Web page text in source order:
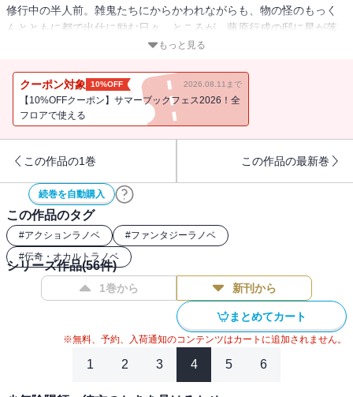
修行中の半人前。雑鬼たちにからかわれながらも、物の怪のもっく
んとともに都で出仕に励む日々。ところが、藤原行成の邸に星が落
ちた日から、都では嵐のような風が吹き荒れはじめる。その風は、
だった!! 昌浩ともっくんは、子天狗を捜し出そうとするけれど
──!? 新章〈颯峰編〉、開幕!!
もっと見る
クーポン対象 10%OFF 2026.08.11まで
【10%OFFクーポン】サマーブックフェス2026！全
フロアで使える
この作品の1巻 この作品の最新巻
続巻を自動購入
この作品のタグ
#アクションラノベ #ファンタジーラノベ
#伝奇・オカルトラノベ
シリーズ作品(56件)
1巻から 新刊から
まとめてカート
※無料、予約、入荷通知のコンテンツはカートに追加されません。
1 2 3 4 5 6